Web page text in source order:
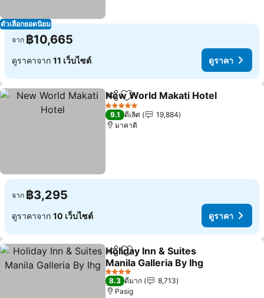
ตัวเลือกยอดนิยม
จาก ฿10,665
ดูราคาจาก 11 เว็บไซต์ ดูราคา
แชร์ เพิ่มในรายการโปรด
New World Makati Hotel
5 ดาว
9.1 ดีเลิศ
19,884
มาคาติ
จาก ฿3,295
ดูราคาจาก 10 เว็บไซต์ ดูราคา
แชร์ เพิ่มในรายการโปรด
Holiday Inn & Suites
Manila Galleria By Ihg
ดูราคา
4 ดาว
8.3 ดีมาก
8,713
Pasig